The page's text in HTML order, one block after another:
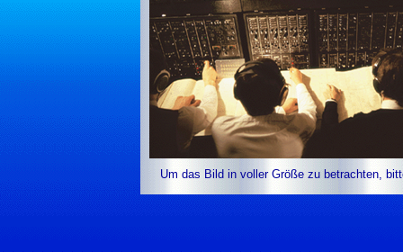
Um das Bild in voller Größe zu betrachten,